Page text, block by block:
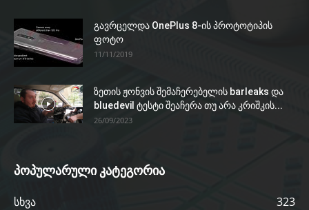
გავრცელდა OnePlus 8-ის პროტოტიპის
ფოტო
11/11/2019
ზეთის ჟონვის შემაჩერებელის barleaks და
bluedevil ტესტი შეაჩერა თუ არა კრიშკის...
26/09/2023
პოპულარული კატეგორია
სხვა
323